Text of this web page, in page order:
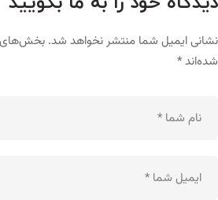
نشانی ایمیل شما منتشر نخواهد شد. بخش‌های
شده‌اند*